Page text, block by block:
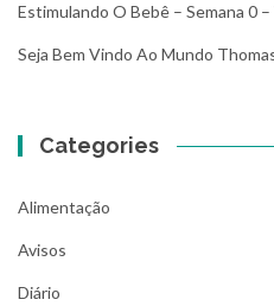
Estimulando O Bebê – Semana 0
Seja Bem Vindo Ao Mundo
Categories
Alimentação
Avisos
Diário